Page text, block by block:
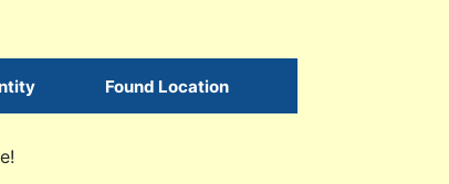
Found Location